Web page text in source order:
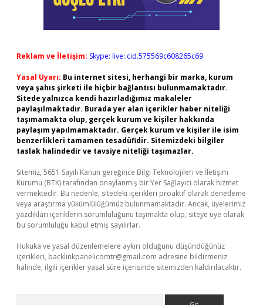
Reklam ve İletişim: Skype: live:.cid.575569c608265c69
Yasal Uyarı: Bu internet sitesi, herhangi bir marka, kurum
veya şahıs şirketi ile hiçbir bağlantısı bulunmamaktadır.
Sitede yalnızca kendi hazırladığımız makaleler
paylaşılmaktadır. Burada yer alan içerikler haber niteliği
taşımamakta olup, gerçek kurum ve kişiler hakkında
paylaşım yapılmamaktadır. Gerçek kurum ve kişiler ile isim
benzerlikleri tamamen tesadüfidir. Sitemizdeki bilgiler
taslak halindedir ve tavsiye niteliği taşımazlar.
Sitemiz, 5651 Sayılı Kanun gereğince Bilgi Teknolojileri ve İletişim
Kurumu (BTK) tarafından onaylanmış bir Yer Sağlayıcı olarak hizmet
vermektedir. Bu nedenle, sitedeki içerikleri proaktif olarak denetleme
veya araştırma yükümlülüğümüz bulunmamaktadır. Ancak, üyelerimiz
yazdıkları içeriklerin sorumluluğunu taşımakta olup, siteye üye olarak
bu sorumluluğu kabul etmiş sayılırlar.
Hukuka ve yasal düzenlemelere aykırı olduğunu düşündüğünüz
içerikleri, backlinkpanelicomtr@gmail.com adresine bildirmeniz
halinde, ilgili içerikler yasal süre içerisinde sitemizden kaldırılacaktır.